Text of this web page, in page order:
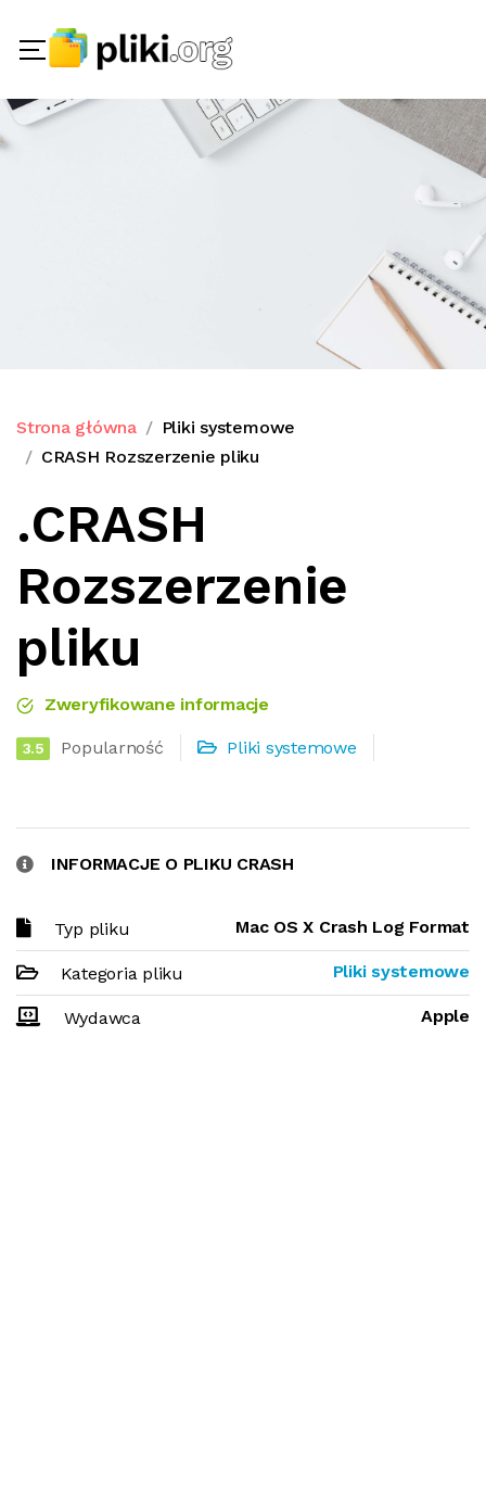
Strona główna
Pliki systemowe
CRASH Rozszerzenie pliku
.CRASH
Rozszerzenie
pliku
Zweryfikowane informacje
3.5 Popularność Pliki systemowe
INFORMACJE O PLIKU CRASH
Typ pliku Mac OS X Crash Log Format
Kategoria pliku Pliki systemowe
Wydawca Apple